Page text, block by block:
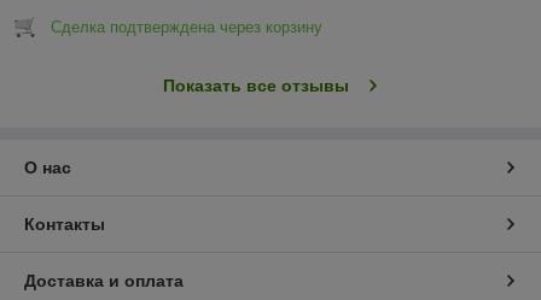
Сделка подтверждена через корзину
Показать все отзывы
О нас
Контакты
Доставка и оплата